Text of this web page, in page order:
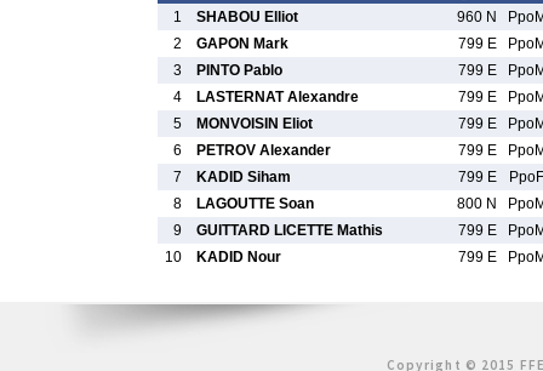
1
SHABOU Elliot 960 N
2
GAPON Mark 799 E
3
PINTO Pablo 799 E
4
LASTERNAT Alexandre 799 E
5
MONVOISIN Eliot 799 E
6
PETROV Alexander 799 E
7
KADID Siham 799 E
PpoF
8
LAGOUTTE Soan 800 N
9
GUITTARD LICETTE Mathis 799 E
10
KADID Nour 799 E
Copyright © 2015